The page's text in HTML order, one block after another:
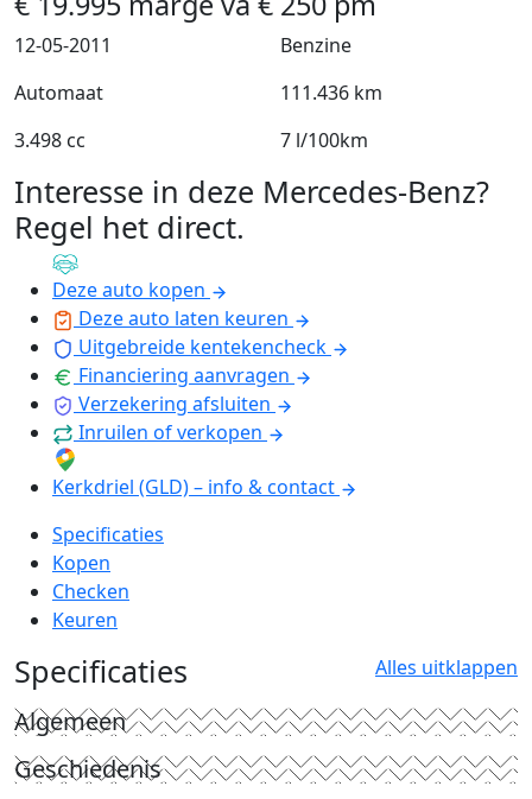
12-05-2011
Benzine
Automaat
111.436 km
3.498 cc
7 l/100km
Interesse in deze Mercedes-Benz?
Regel het direct.
Deze auto kopen
Deze auto laten keuren
Uitgebreide kentekencheck
Financiering aanvragen
Verzekering afsluiten
Inruilen of verkopen
Kerkdriel (GLD) – info & contact
Specificaties
Kopen
Checken
Keuren
Specificaties Alles uitklappen
Algemeen
Geschiedenis